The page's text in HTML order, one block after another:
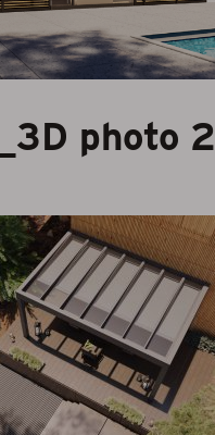
maken
photo 2